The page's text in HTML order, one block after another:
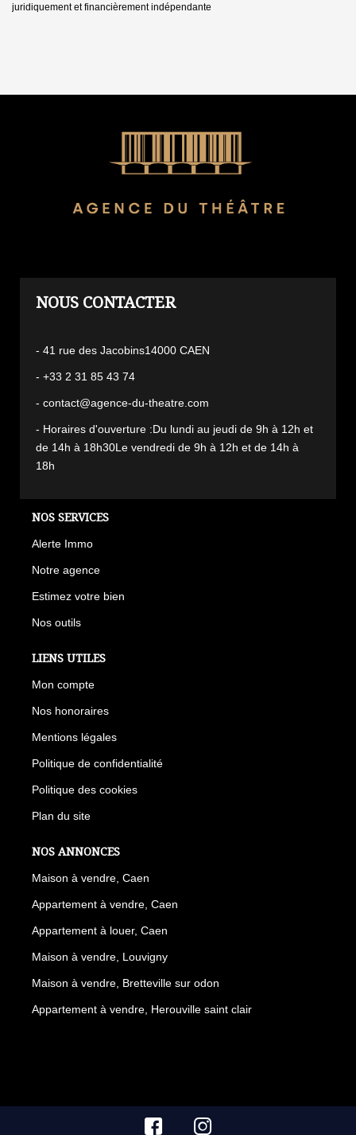
juridiquement et financièrement indépendante
L'AGENCE
- 41 rue des Jacobins14000 CAEN
- +33 2 31 85 43 74
- contact@agence-du-theatre.com
- Horaires d'ouverture :Du lundi au jeudi de 9h à 12h et
de 14h à 18h30Le vendredi de 9h à 12h et de 14h à
18h
NOS SERVICES
Alerte Immo
Notre agence
Estimez votre bien
Nos outils
LIENS UTILES
Mon compte
Nos honoraires
Mentions légales
Politique de confidentialité
Politique des cookies
Plan du site
NOS ANNONCES
Maison à vendre, Caen
Appartement à vendre, Caen
Appartement à louer, Caen
Maison à vendre, Louvigny
Maison à vendre, Bretteville sur odon
Appartement à vendre, Herouville saint clair